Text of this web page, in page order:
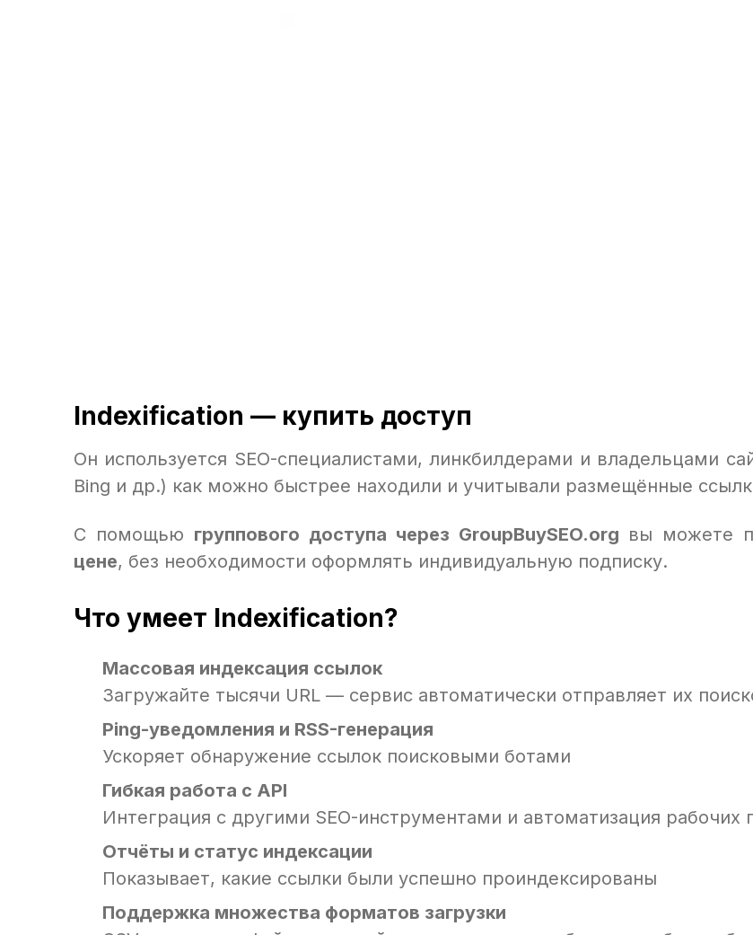
Indexification — купить доступ
Он используется SEO-специалистами, линкбилдерами и владельцами
Bing и др.) как можно быстрее находили и учитывали размещённые
С помощью группового доступа через GroupBuySEO.org вы можете
цене, без необходимости оформлять индивидуальную подписку.
Что умеет Indexification?
Массовая индексация ссылок
Загружайте тысячи URL — сервис автоматически отправляет их
Ping-уведомления и RSS-генерация
Ускоряет обнаружение ссылок поисковыми ботами
Гибкая работа с API
Интеграция с другими SEO-инструментами и автоматизация рабочих
Отчёты и статус индексации
Показывает, какие ссылки были успешно проиндексированы
Поддержка множества форматов загрузки